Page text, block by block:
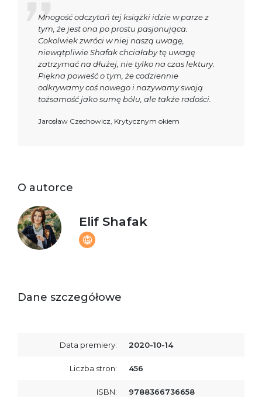
Mnogość odczytań tej książki idzie w parze z
tym, że jest ona po prostu pasjonująca.
Cokolwiek zwróci w niej naszą uwagę,
niewątpliwie Shafak chciałaby tę uwagę
zatrzymać na dłużej, nie tylko na czas lektury.
Piękna powieść o tym, że codziennie
odkrywamy coś nowego i nazywamy swoją
tożsamość jako sumę bólu, ale także radości.
Jarosław Czechowicz, Krytycznym okiem
O autorce
Elif Shafak
Dane szczegółowe
Data premiery: 2020-10-14
Liczba stron: 456
ISBN: 9788366736658